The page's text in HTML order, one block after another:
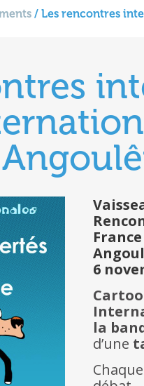
/ Les rencontres
France
6
la
d’une